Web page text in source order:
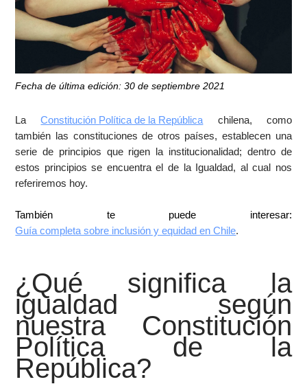
Fecha de última edición: 30 de septiembre 2021
LaConstitución Política de la República chilena, como
también las constituciones de otros países, establecen una
serie de principios que rigen la institucionalidad; dentro de
estos principios se encuentra el de la Igualdad, al cual nos
referiremos hoy.
También te puede interesar:
Guía completa sobre inclusión y equidad en Chile.
¿Qué significa la
igualdad según
nuestra Constitución
Política de la
República?